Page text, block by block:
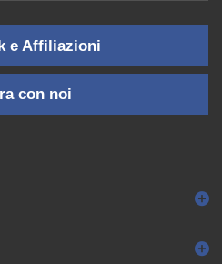
e Affiliazioni
con noi